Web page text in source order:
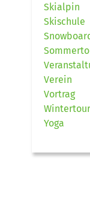
Skialpin
Skischule
Verein
Vortrag
Yoga